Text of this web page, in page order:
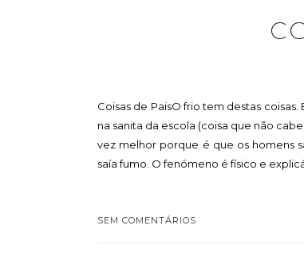
Coisas de PaisO frio tem destas
na sanita da escola (coisa que não
vez melhor porque é que os homens
saía fumo. O fenómeno é físico e
SEM COMENTÁRIOS